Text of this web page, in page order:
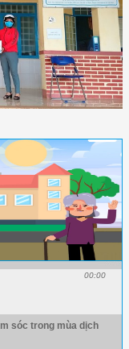
00:00
sóc trong mùa dịch